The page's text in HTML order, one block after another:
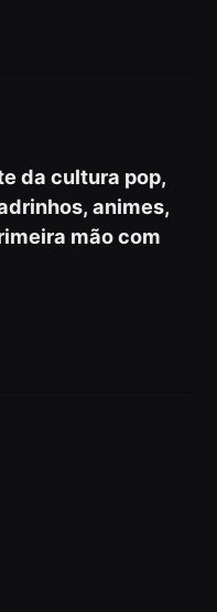
da cultura pop,
animes,
mão com